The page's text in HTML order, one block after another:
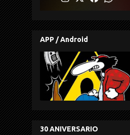
APP / Android
30 ANIVERSARIO